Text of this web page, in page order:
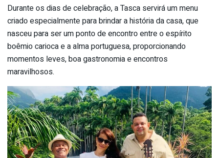
Durante os dias de celebração, a Tasca servirá um menu
criado especialmente para brindar a história da casa, que
nasceu para ser um ponto de encontro entre o espírito
boêmio carioca e a alma portuguesa, proporcionando
momentos leves, boa gastronomia e encontros
maravilhosos.